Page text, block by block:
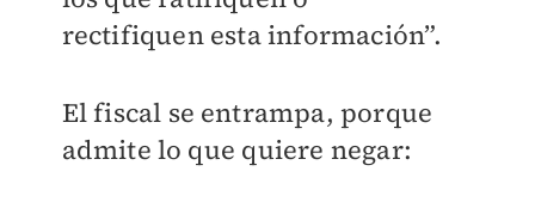
rectifiquen esta información”.
El fiscal se entrampa, porque
admite lo que quiere negar: